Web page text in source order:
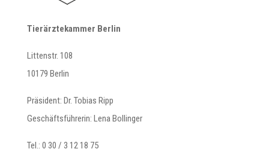
Tierärztekammer Berlin
Littenstr. 108
10179 Berlin
Präsident: Dr. Tobias Ripp
Geschäftsführerin: Lena Bollinger
Tel.: 0 30 / 3 12 18 75